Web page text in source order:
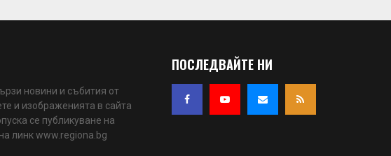
новини и събития от
и изображенията в сайта
се публикуване на
линк www.regiona.bg
ПОСЛЕДВАЙТЕ НИ